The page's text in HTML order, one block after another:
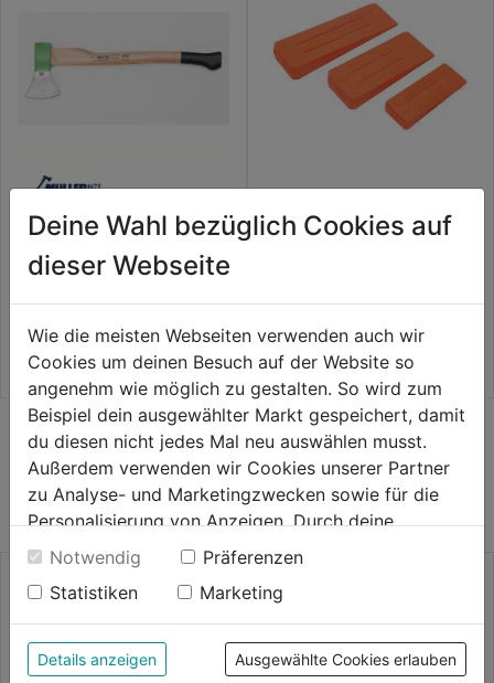
Forstaxt 1000g m. Stiel
Sternen.
Forstkeile Kunststoff 3er-Set
150/190/230mm
5
Sternen.
WEITERE PRODUKTE AUS DIESER
KATEGORIE
Deine Wahl bezüglich Cookies auf
dieser Webseite
Wie die meisten Webseiten verwenden auch wir
Cookies um deinen Besuch auf der Website so
angenehm wie möglich zu gestalten. So wird zum
Beispiel dein ausgewählter Markt gespeichert, damit
du diesen nicht jedes Mal neu auswählen musst.
Außerdem verwenden wir Cookies unserer Partner
zu Analyse- und Marketingzwecken sowie für die
Personalisierung von Anzeigen. Durch deine
Einwilligung werden die Daten von Drittanbieter,
unter anderem auch in den USA, verarbeitet.
Durch Klick auf "Alle Cookies erlauben" stimmst du
der Verwendung aller Cookies zu. Unter "Details
anzeigen" findest du alle Infos zu den
Notwendig
Präferenzen
Statistiken
Marketing
Details anzeigen Ausgewählte Cookies erlauben